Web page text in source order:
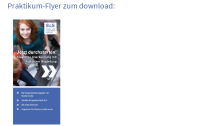
Praktikum-Flyer zum download: